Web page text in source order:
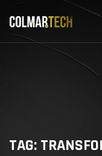
content
TAG: